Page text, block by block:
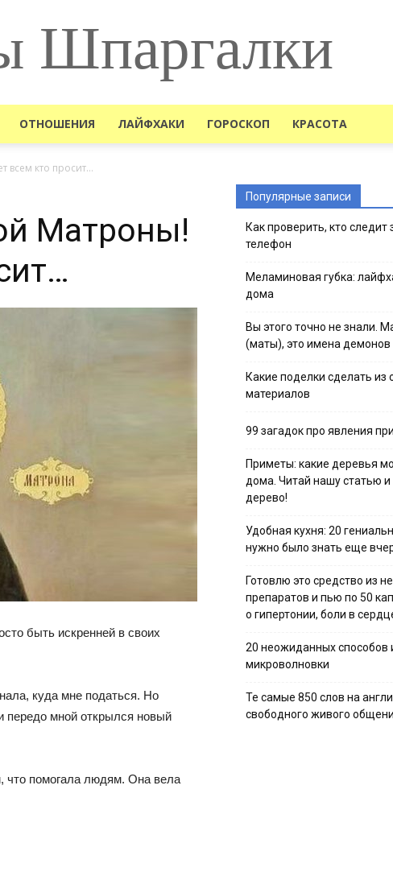
Шпаргалки
ОТНОШЕНИЯ ЛАЙФХАКИ ГОРОСКОП КРАСОТА
всем кто просит…
Матроны!
быть искренней в своих
куда мне податься. Но
передо мной открылся новый
что помогала людям. Она вела
Популярные записи
Как проверить, кто следит
телефон
Меламиновая губка:
дома
Вы этого точно не знали.
(маты), это имена демонов
Какие поделки сделать из
материалов
99 загадок про явления
Приметы: какие деревья
дома. Читай нашу статью
дерево!
Удобная кухня: 20
нужно было знать еще
Готовлю это средство из
препаратов и пью по 50
о гипертонии, боли в
20 неожиданных способов
микроволновки
Те самые 850 слов на
свободного живого